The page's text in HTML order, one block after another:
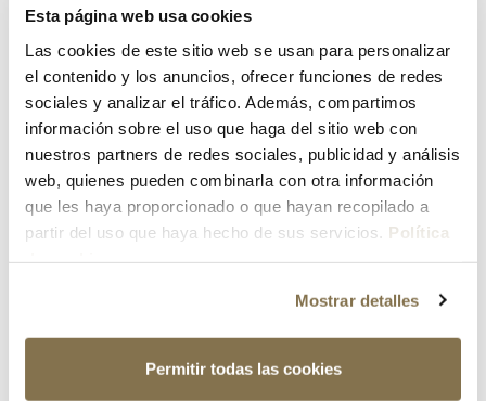
Esta página web usa cookies
Las cookies de este sitio web se usan para personalizar
el contenido y los anuncios, ofrecer funciones de redes
sociales y analizar el tráfico. Además, compartimos
información sobre el uso que haga del sitio web con
nuestros partners de redes sociales, publicidad y análisis
web, quienes pueden combinarla con otra información
que les haya proporcionado o que hayan recopilado a
partir del uso que haya hecho de sus servicios. Política
Mostrar detalles
Permitir todas las cookies
¿Has olvidado tu contraseña?